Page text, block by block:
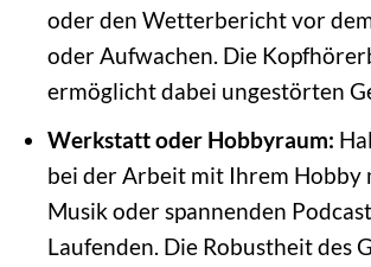
oder den Wetterbericht vor
oder Aufwachen. Die
ermöglicht dabei ungestörten
Werkstatt oder Hobbyraum:
bei der Arbeit mit Ihrem Hobby
Musik oder spannenden
Laufenden. Die Robustheit des